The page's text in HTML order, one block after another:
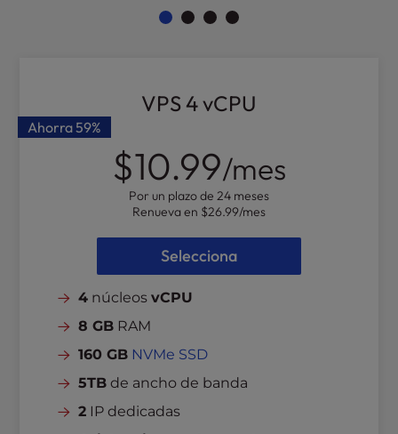
VPS 4 vCPU
Ahorra59%
$10.99/mes
Por un plazo de 24 meses
Renueva en $26.99/mes
Selecciona
4 núcleosvCPU
8 GB RAM
160 GB NVMe SSD
5TB de ancho de banda
2 IP dedicadas